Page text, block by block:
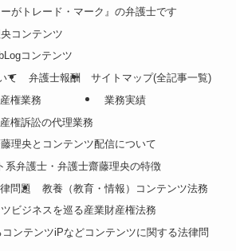
ーがトレード・マーク』の弁護士です
コンテンツ
コンテンツ
て
弁護士報酬
サイトマップ(全記事一覧)
権業務
権訴訟の代理業務
業務実績
理央とコンテンツ配信について
系弁護士・弁護士齋藤理央の特徴
問題
教養（教育・情報）コンテンツ法務
ビジネスを巡る産業財産権法務
ンテンツiPなどコンテンツに関する法律問